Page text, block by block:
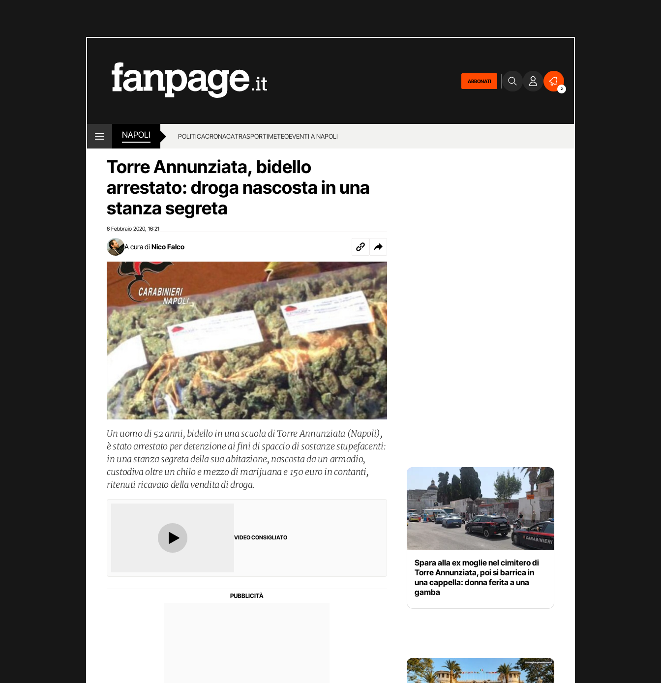
ABBONATI
2
NAPOLI POLITICACRONACATRASPORTIMETEOEVENTI A NAPOLI
Torre Annunziata, bidello
arrestato: droga nascosta in una
stanza segreta
6 Febbraio 2020 16:21
A cura di Nico Falco
Un uomo di 52 anni, bidello in una scuola di Torre Annunziata (Napoli),
è stato arrestato per detenzione ai fini di spaccio di sostanze stupefacenti:
in una stanza segreta della sua abitazione, nascosta da un armadio,
custodiva oltre un chilo e mezzo di marijuana e 150 euro in contanti,
ritenuti ricavato della vendita di droga.
VIDEO CONSIGLIATO
Spara alla ex moglie nel cimitero di
Torre Annunziata, poi si barrica in
una cappella: donna ferita a una
gamba